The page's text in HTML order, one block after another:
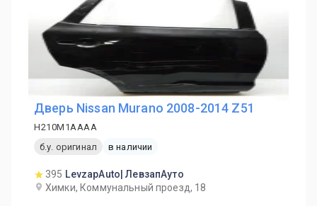
Дверь Nissan Murano 2008-2014 Z51
H210M1AAAA
б.у. оригинал
в наличии
395 LevzapAuto| ЛевзапАуто
Химки, Коммунальный проезд, 18